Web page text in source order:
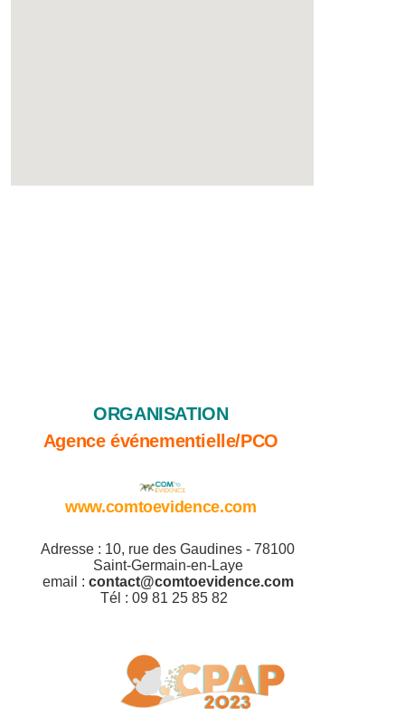
ORGANISATION
Agence événementielle/PCO
www.comtoevidence.com
Adresse : 10, rue des Gaudines - 78100
Saint-Germain-en-Laye
email : contact@comtoevidence.com
Tél : 09 81 25 85 82